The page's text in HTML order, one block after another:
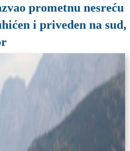
prometnu nesreću
i priveden na sud,